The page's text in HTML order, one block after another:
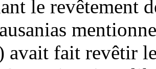
le revêtement
avait fait revêtir